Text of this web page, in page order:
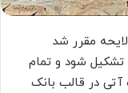
مقرر شد
تشکیل شود و تمام
این منطقه شناسایی و ظرف ۶ماه آتی در قالب بانک